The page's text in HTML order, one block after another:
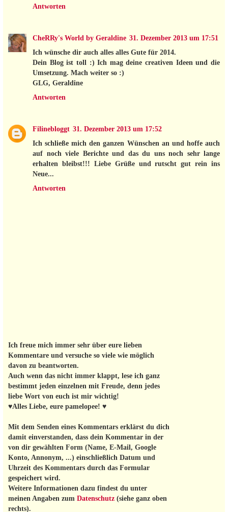
Antworten
CheRRy's World by Geraldine 31. Dezember 2013 um 17:51
Ich wünsche dir auch alles alles Gute für 2014.
Dein Blog ist toll :) Ich mag deine creativen Ideen und die
Umsetzung. Mach weiter so :)
GLG, Geraldine
Antworten
Filinebloggt 31. Dezember 2013 um 17:52
Ich schließe mich den ganzen Wünschen an und hoffe auch
auf noch viele Berichte und das du uns noch sehr lange
erhalten bleibst!!! Liebe Grüße und rutscht gut rein ins
Neue...
Antworten
Ich freue mich immer sehr über eure lieben
Kommentare und versuche so viele wie möglich
davon zu beantworten.
Auch wenn das nicht immer klappt, lese ich ganz
bestimmt jeden einzelnen mit Freude, denn jedes
liebe Wort von euch ist mir wichtig!
♥Alles Liebe, eure pamelopee! ♥
Mit dem Senden eines Kommentars erklärst du dich
damit einverstanden, dass dein Kommentar in der
von dir gewählten Form (Name, E-Mail, Google
Konto, Annonym, ...) einschließlich Datum und
Uhrzeit des Kommentars durch das Formular
gespeichert wird.
Weitere Informationen dazu findest du unter
meinen Angaben zum Datenschutz (siehe ganz oben
rechts).